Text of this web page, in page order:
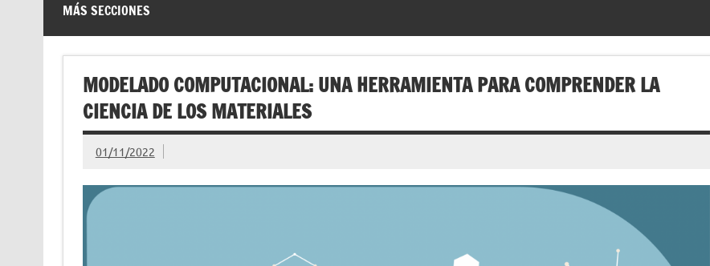
MÁS SECCIONES
MODELADO COMPUTACIONAL: UNA HERRAMIENTA PARA COMPRENDER LA
CIENCIA DE LOS MATERIALES
01/11/2022